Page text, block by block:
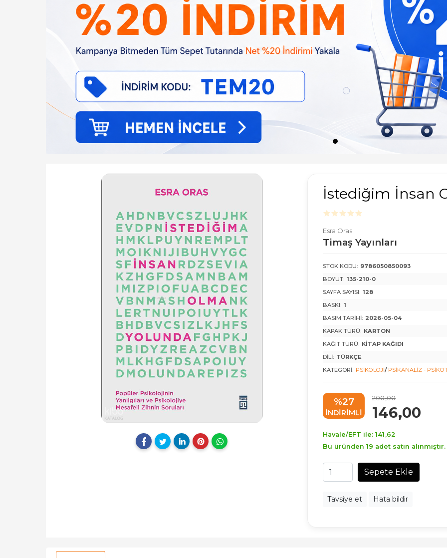
İstediğim İnsan
Esra Oras
Timaş Yayınları
STOK KODU: 9786050850093
BOYUT: 135-210-0
SAYFA SAYISI: 128
BASKI: 1
BASIM TARIHI: 2026-05-04
KAPAK TÜRÜ: KARTON
KAĞIT TÜRÜ: KITAP KAĞIDI
DILI: TÜRKÇE
KATEGORI: PSIKOLOJI/ PSIKANALIZ -
%27
INDIRIMLI
200,00
146,00
Havale/EFT ile: 141 ,62
Bu üründen 19 adet satın alınmıştır.
Sepete Ekle
Tavsiye et Hata bildir